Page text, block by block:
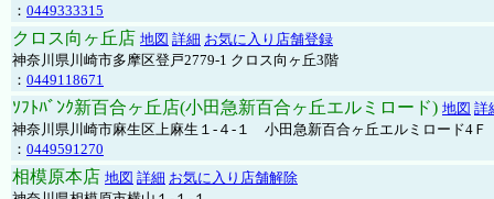
： 0449333315
クロス向ヶ丘店 地図 詳細 お気に入り店舗登録
神奈川県川崎市多摩区登戸2779-1 クロス向ヶ丘3階
： 0449118671
ｿﾌﾄﾊﾞﾝｸ新百合ヶ丘店(小田急新百合ヶ丘エルミロード) 地図 詳
神奈川県川崎市麻生区上麻生１-４-１ 小田急新百合ヶ丘エルミロード4Ｆ
： 0449591270
相模原本店 地図 詳細 お気に入り店舗解除